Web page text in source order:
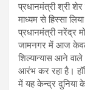
प्रधानमंत्री श्री
माध्यम से हिस्सा
प्रधानमंत्री नरेंद्र
जामनगर में आज केवल
शिल्यान्यास आने
आरंभ कर रहा है।
में यह केन्द्र दुनिया